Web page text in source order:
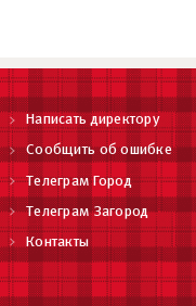
Написать директору
Сообщить об ошибке
Телеграм Город
Телеграм Загород
Контакты